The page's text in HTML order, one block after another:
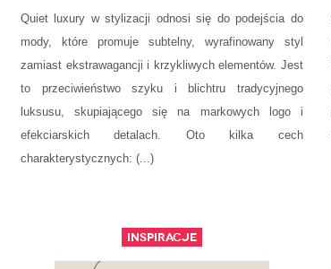
Quiet luxury w stylizacji odnosi się do podejścia do
mody, które promuje subtelny, wyrafinowany styl
zamiast ekstrawagancji i krzykliwych elementów. Jest
to przeciwieństwo szyku i blichtru tradycyjnego
luksusu, skupiającego się na markowych logo i
efekciarskich detalach. Oto kilka cech
charakterystycznych: (...)
Inspiracje